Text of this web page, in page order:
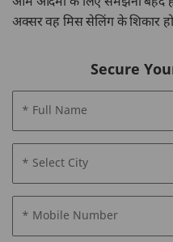
अक्सर वह मिस सेलिंग के शिकार हो
Secure
* Full Name
* Select City
* Mobile Number